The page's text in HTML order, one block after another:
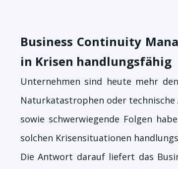
Business Continuity
in Krisen handlungsfähig
Unternehmen sind heute mehr
Naturkatastrophen oder technische
sowie schwerwiegende Folgen
solchen Krisensituationen
Die Antwort darauf liefert das